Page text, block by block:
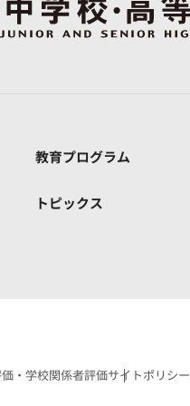
教育プログラム
トピックス
価・学校関係者評価サイトポリシー